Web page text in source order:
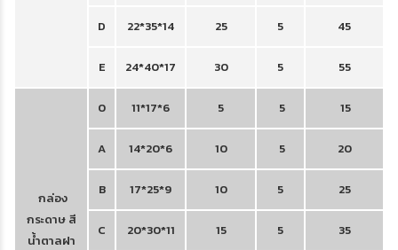
D 22*35*14 25 5 45
E 24*40*17 30 5 55
กล่อง
กระดาษ สี
น้ำตาลฝา
0 11*17*6 5 5 15
A 14*20*6 10 5 20
B 17*25*9 10 5 25
C 20*30*11 15 5 35